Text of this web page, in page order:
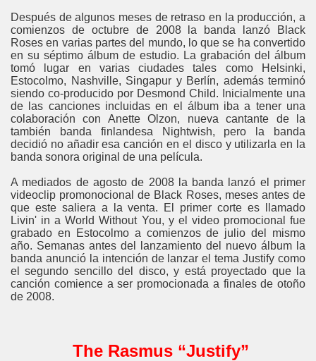
Después de algunos meses de retraso en la producción, a
comienzos de octubre de 2008 la banda lanzó Black
Roses en varias partes del mundo, lo que se ha convertido
en su séptimo álbum de estudio. La grabación del álbum
tomó lugar en varias ciudades tales como Helsinki,
Estocolmo, Nashville, Singapur y Berlín, además terminó
siendo co-producido por Desmond Child. Inicialmente una
de las canciones incluidas en el álbum iba a tener una
colaboración con Anette Olzon, nueva cantante de la
también banda finlandesa Nightwish, pero la banda
decidió no añadir esa canción en el disco y utilizarla en la
banda sonora original de una película.
A mediados de agosto de 2008 la banda lanzó el primer
videoclip promonocional de Black Roses, meses antes de
que este saliera a la venta. El primer corte es llamado
Livin' in a World Without You, y el video promocional fue
grabado en Estocolmo a comienzos de julio del mismo
año. Semanas antes del lanzamiento del nuevo álbum la
banda anunció la intención de lanzar el tema Justify como
el segundo sencillo del disco, y está proyectado que la
canción comience a ser promocionada a finales de otoño
de 2008.
The Rasmus “Justify”